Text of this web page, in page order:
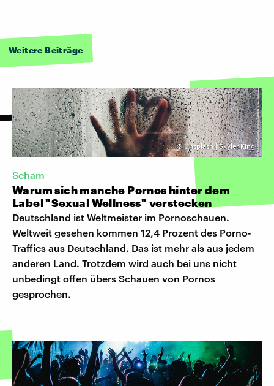
Weitere Beiträge
©Unsplash | Skyler King
Scham
Warum sich manche Pornos hinter dem
Label "Sexual Wellness" verstecken
Deutschland ist Weltmeister im Pornoschauen.
Weltweit gesehen kommen 12,4 Prozent des Porno-
Traffics aus Deutschland. Das ist mehr als aus jedem
anderen Land. Trotzdem wird auch bei uns nicht
unbedingt offen übers Schauen von Pornos
gesprochen.